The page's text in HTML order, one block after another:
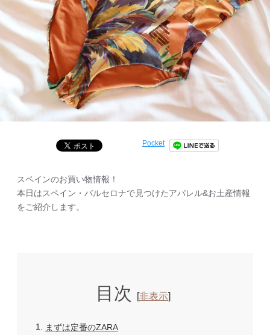
Pocket
スペインのお買い物情報！
本日はスペイン・バルセロナで見つけたアパレル&お土産情報
をご紹介します。
目次 [非表示]
1 まずは定番のZARA